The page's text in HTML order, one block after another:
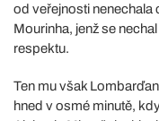
od veřejnosti
Mourinha, jenž se
respektu.
Ten mu však
hned v osmé minutě,